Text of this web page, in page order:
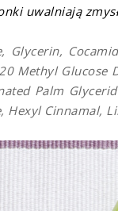
uwalniają
Methyl
Palm
Hexyl Cinnamal,